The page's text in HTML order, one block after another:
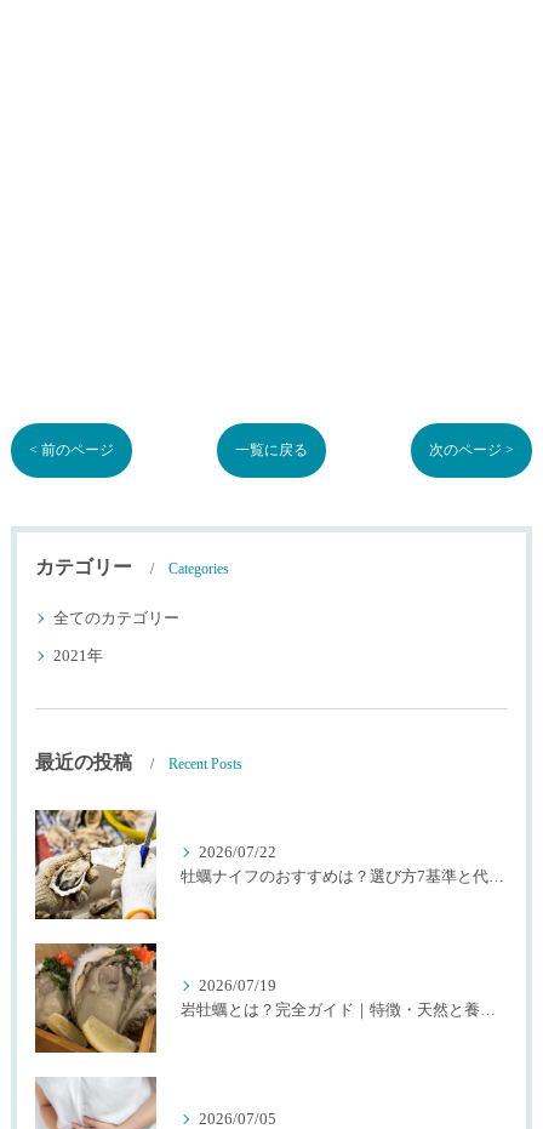
< 前のページ 一覧に戻る 次のページ >
カテゴリー Categories
全てのカテゴリー
2021年
最近の投稿 Recent Posts
2026/07/22
牡蠣ナイフのおすすめは？選び方7基準と代用品を生産者が解説
2026/07/19
岩牡蠣とは？完全ガイド｜特徴・天然と養殖・選び方を生産者が解説
2026/07/05